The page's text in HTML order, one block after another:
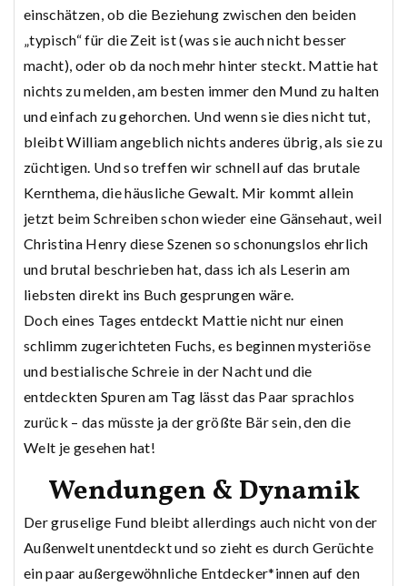
einschätzen, ob die Beziehung zwischen den beiden
„typisch“ für die Zeit ist (was sie auch nicht besser
macht), oder ob da noch mehr hinter steckt. Mattie hat
nichts zu melden, am besten immer den Mund zu halten
und einfach zu gehorchen. Und wenn sie dies nicht tut,
bleibt William angeblich nichts anderes übrig, als sie zu
züchtigen. Und so treffen wir schnell auf das brutale
Kernthema, die häusliche Gewalt. Mir kommt allein
jetzt beim Schreiben schon wieder eine Gänsehaut, weil
Christina Henry diese Szenen so schonungslos ehrlich
und brutal beschrieben hat, dass ich als Leserin am
liebsten direkt ins Buch gesprungen wäre.
Doch eines Tages entdeckt Mattie nicht nur einen
schlimm zugerichteten Fuchs, es beginnen mysteriöse
und bestialische Schreie in der Nacht und die
entdeckten Spuren am Tag lässt das Paar sprachlos
zurück – das müsste ja der größte Bär sein, den die
Welt je gesehen hat!
Wendungen & Dynamik
Der gruselige Fund bleibt allerdings auch nicht von der
Außenwelt unentdeckt und so zieht es durch Gerüchte
ein paar außergewöhnliche Entdecker*innen auf den